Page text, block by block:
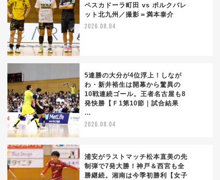
ペスカドーラ町田 vs ボルクバレ
ット北九州／撮影＝満本泰介
2026.08.04
5連勝の大分が4位浮上！しなが
わ・新井裕生は開幕から驚異の
10戦連続ゴール。王者名古屋も8
発快勝【Ｆ1第10節｜試合結果
…
2026.08.04
浦安がラストマッチ松本直美の先
制弾で7発大勝！神戸＆西宮も全
勝継続。湘南は今季初勝利【女子